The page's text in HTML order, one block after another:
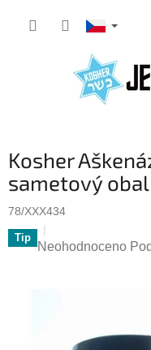
Kosher
sametový
78/XXX434
Tip
Průměrné
Neohodnoceno